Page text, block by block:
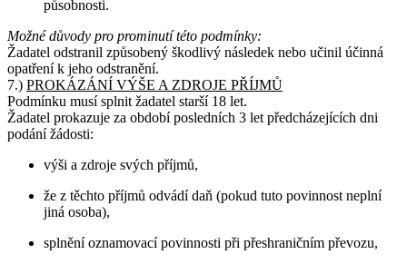
působnosti.
Možné důvody pro prominutí této podmínky:
Žadatel odstranil způsobený škodlivý následek nebo učinil účinná
opatření k jeho odstranění.
7.) PROKÁZÁNÍ VÝŠE A ZDROJE PŘÍJMŮ
Podmínku musí splnit žadatel starší 18 let.
Žadatel prokazuje za období posledních 3 let předcházejících dni
podání žádosti:
výši a zdroje svých příjmů,
že z těchto příjmů odvádí daň (pokud tuto povinnost neplní
jiná osoba),
splnění oznamovací povinnosti při přeshraničním převozu,